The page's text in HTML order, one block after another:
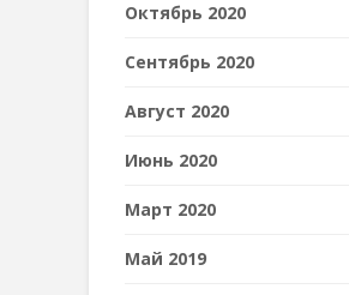
Октябрь 2020
Сентябрь 2020
Август 2020
Июнь 2020
Март 2020
Май 2019